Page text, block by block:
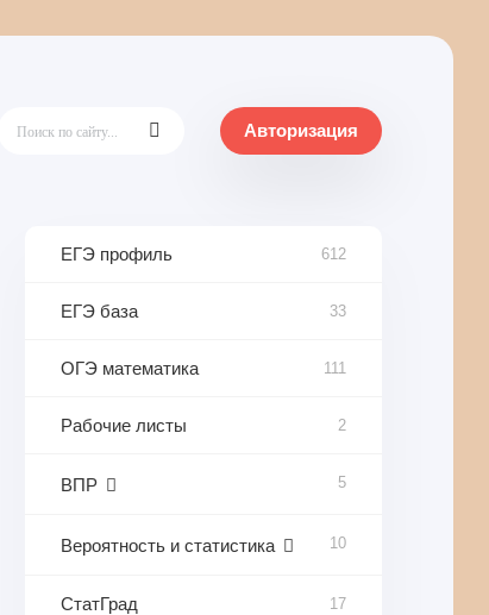
Авторизация
ЕГЭ профиль 612
ЕГЭ база 33
ОГЭ математика 111
Рабочие листы 2
ВПР 5
Вероятность и статистика 10
СтатГрад 17